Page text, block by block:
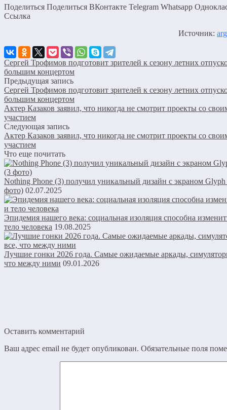
Поделиться Поделиться ВКонтакте Telegram Whatsapp
Cсылка
Источник:
Сергей Трофимов подготовит зрителей к сезону летних
большим концертом
Предыдущая запись
Сергей Трофимов подготовит зрителей к сезону летних
большим концертом
Актер Казаков заявил, что никогда не смотрит проекты со
участием
Следующая запись
Актер Казаков заявил, что никогда не смотрит проекты со
участием
Что еще почитать
Nothing Phone (3) получил уникальный дизайн с экраном
фото) 02.07.2025
Эпидемия нашего века: социальная изоляция способна
тело человека 19.08.2025
Лучшие гонки 2026 года. Самые ожидаемые аркады,
что между ними 09.01.2026
Оставить комментарий
Ваш адрес email не будет опубликован. Обязательные поля